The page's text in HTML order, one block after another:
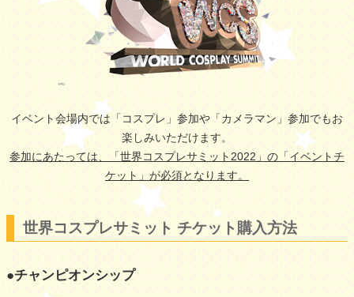
イベント会場内では「コスプレ」参加や「カメラマン」参加でもお
楽しみいただけます。
参加にあたっては、「世界コスプレサミット2022」の「イベントチ
ケット」が必須となります。
世界コスプレサミット チケット購入方法
●チャンピオンシップ